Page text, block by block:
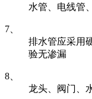
水管、电线管
7、
排水管应采用
验无渗漏
8、
龙头、阀门、